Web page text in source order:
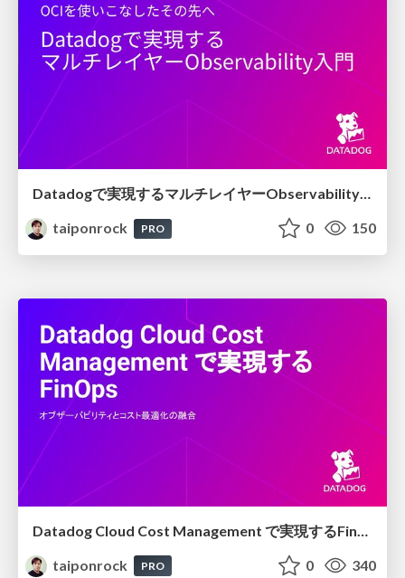
Datadogで実現するマルチレイヤーObservability入門
taiponrock
PRO 0 150
taiponrock
PRO 0 340